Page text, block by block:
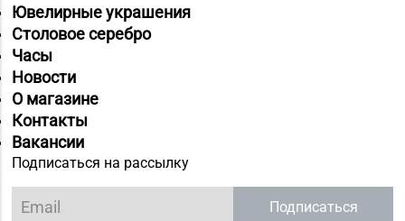
Ювелирные украшения
Столовое серебро
Часы
Новости
О магазине
Контакты
Вакансии
Подписаться на рассылку
Подписаться